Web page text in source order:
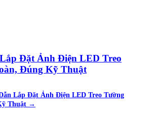
Đặt Ảnh Điện LED Treo
Đúng Kỹ Thuật
Lắp Đặt Ảnh Điện LED Treo Tường
Thuật →